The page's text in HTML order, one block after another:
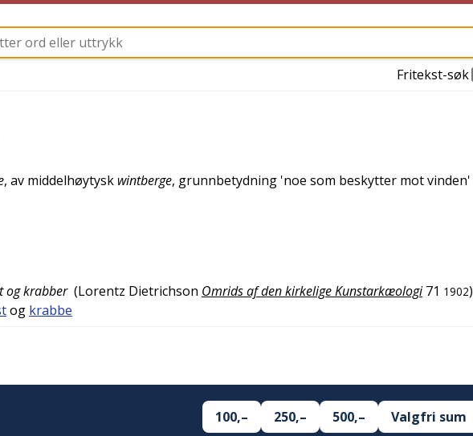
Fritekst-søk
, av middelhøytysk wintberge, grunnbetydning 'noe som beskytter mot vinden'
og krabber (Lorentz Dietrichson Omrids af den kirkelige Kunstarkæologi 71 1902
og krabbe
100,– 250,– 500,– Valgfri sum